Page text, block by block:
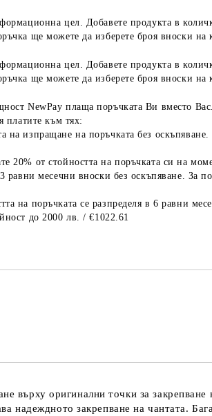
цел. Добавете продукта в
ще можете да изберете броя вноски на
цел. Добавете продукта в
ще можете да изберете броя вноски на
NewPay плаща поръчката Ви вместо
платите към тях:
на изпращане на поръчката без
20% от стойността на поръчката си на
равни месечни вноски без оскъпяване. За
на поръчката се разпределя в 6 равни
до 2000 лв. / €1022.61
върху оригинални точки за
надеждното закрепване на чантата.